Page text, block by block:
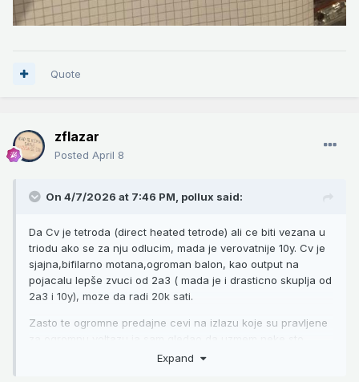
Quote
zflazar
Posted April 8
On 4/7/2026 at 7:46 PM, pollux said:
Da Cv je tetroda (direct heated tetrode) ali ce biti vezana u
triodu ako se za nju odlucim, mada je verovatnije 10y. Cv je
sjajna,bifilarno motana,ogroman balon, kao output na
pojacalu lepše zvuci od 2a3 ( mada je i drasticno skuplja od
2a3 i 10y), moze da radi 20k sati.
Zasto te ogromne predajne cevi na izlazu koje su pravljene
manje tipa 26,45 max px25.Expand